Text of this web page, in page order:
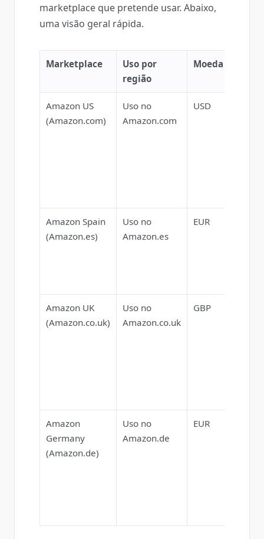
marketplace que pretende usar. Abaixo,
uma visão geral rápida.
Marketplace
Uso por
região
Moeda
Amazon US
(Amazon.com)
Uso no
Amazon.com
USD
Amazon Spain
(Amazon.es)
Uso no
Amazon.es
EUR
Amazon UK
(Amazon.co.uk)
Uso no
Amazon.co.uk
GBP
Amazon
Germany
(Amazon.de)
Uso no
Amazon.de
EUR